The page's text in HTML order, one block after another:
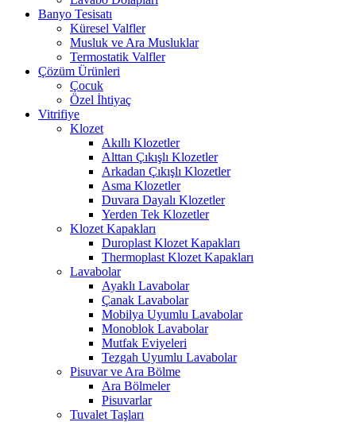
Banyo Tesisatı
Küresel Valfler
Musluk ve Ara Musluklar
Termostatik Valfler
Çözüm Ürünleri
Çocuk
Özel İhtiyaç
Vitrifiye
Klozet
Akıllı Klozetler
Alttan Çıkışlı Klozetler
Arkadan Çıkışlı Klozetler
Asma Klozetler
Duvara Dayalı Klozetler
Yerden Tek Klozetler
Klozet Kapakları
Duroplast Klozet Kapakları
Thermoplast Klozet Kapakları
Lavabolar
Ayaklı Lavabolar
Çanak Lavabolar
Mobilya Uyumlu Lavabolar
Monoblok Lavabolar
Mutfak Eviyeleri
Tezgah Uyumlu Lavabolar
Pisuvar ve Ara Bölme
Ara Bölmeler
Pisuvarlar
Tuvalet Taşları